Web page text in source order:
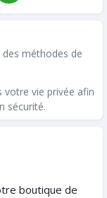
méthodes de
votre vie privée afin
sécurité.
boutique de